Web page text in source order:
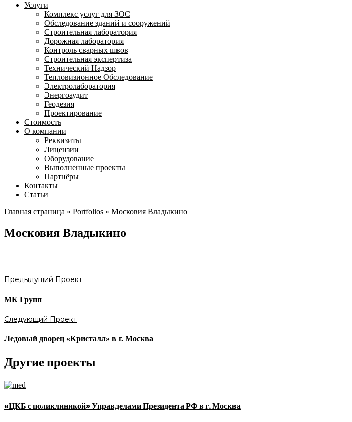
Услуги
Комплекс услуг для ЗОС
Обследование зданий и сооружений
Строительная лаборатория
Дорожная лаборатория
Контроль сварных швов
Строительная экспертиза
Технический Надзор
Тепловизионное Обследование
Электролаборатория
Энергоаудит
Геодезия
Проектирование
Стоимость
О компании
Реквизиты
Лицензии
Оборудование
Выполненные проекты
Партнёры
Контакты
Статьи
Главная страница » Portfolios » Московия Владыкино
Московия Владыкино
Предыдущий Проект
МК Групп
Следующий Проект
Ледовый дворец «Кристалл» в г. Москва
Другие проекты
«ЦКБ с поликлиникой» Управделами Президента РФ в г. Москва